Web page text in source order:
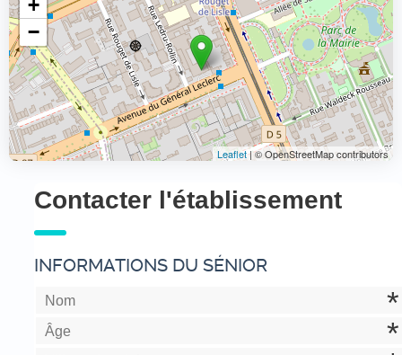
+
−
Leaflet| © OpenStreetMap contributors
Contacter l'établissement
INFORMATIONS DU SÉNIOR